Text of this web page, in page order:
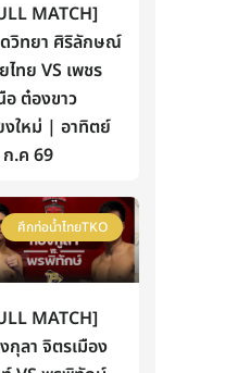
MATCH]
วิทยา ศิริลักษณ์
ไทย VS เพชร
อ ต๋องขาว
งใหม่ | อาทิตย์
.ค 69
ศึกท่อน้ำไทยTKO
MATCH]
กุลา จิตรเมือง